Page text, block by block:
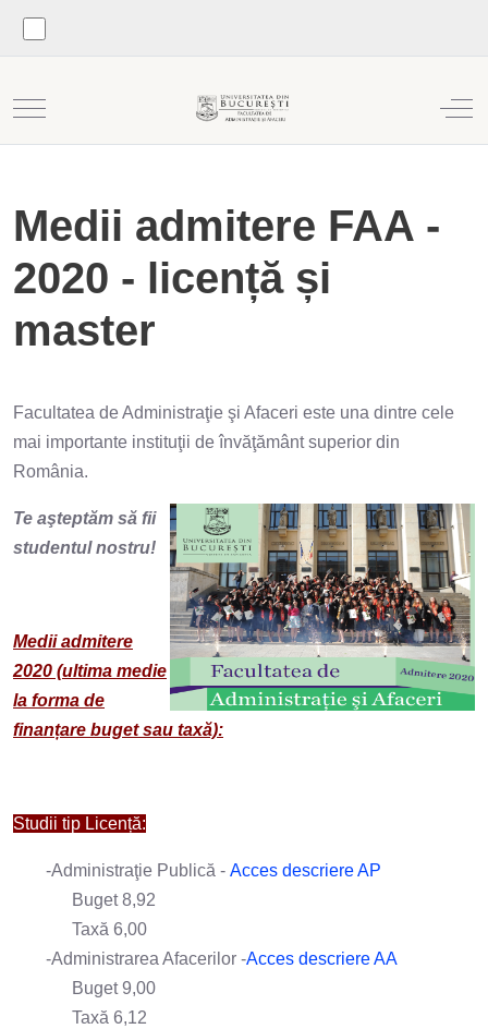
Mobile Menu Toggle Off-
Medii admitere FAA -
2020 - licență și
master
Facultatea de Administraţie şi Afaceri este una dintre cele
mai importante instituţii de învăţământ superior din
România.
Te aşteptăm să fii
studentul nostru!
Medii admitere
2020 (ultima medie
la forma de
finanțare buget sau taxă):
Studii tip Licență:
-Administraţie Publică - Acces descriere AP
Buget 8,92
Taxă 6,00
-Administrarea Afacerilor -Acces descriere AA
Buget 9,00
Taxă 6,12